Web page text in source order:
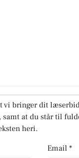
vi bringer dit
samt at du står til
heri.
Email *